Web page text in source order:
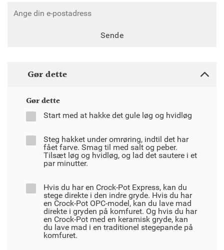
Sende
Gør dette
Gør dette
Start med at hakke det gule løg og hvidløg
Steg hakket under omrøring, indtil det har
fået farve. Smag til med salt og peber.
Tilsæt løg og hvidløg, og lad det sautere i et
par minutter.
Hvis du har en Crock-Pot Express, kan du
stege direkte i den indre gryde. Hvis du har
en Crock-Pot OPC-model, kan du lave mad
direkte i gryden på komfuret. Og hvis du har
en Crock-Pot med en keramisk gryde, kan
du lave mad i en traditionel stegepande på
komfuret.